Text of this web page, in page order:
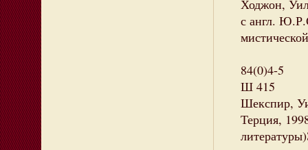
Ходжон,
с англ.
84(0)4-5
Ш 415
Шекспир,
Терция,